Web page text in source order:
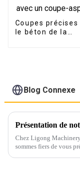
Coupes précises
le béton de la
Blog Connexe
Chez Ligong
sommes fiers de vous